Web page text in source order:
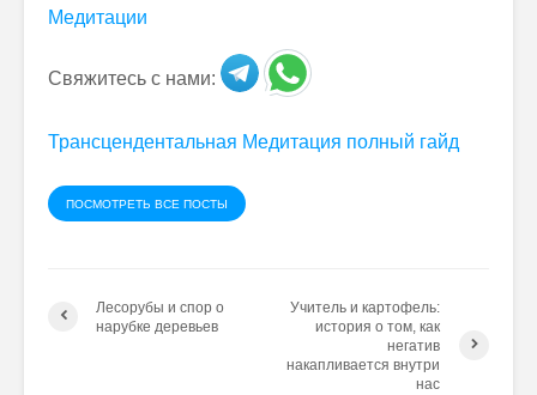
Медитации
Свяжитесь с нами:
Трансцендентальная Медитация полный гайд
ПОСМОТРЕТЬ ВСЕ ПОСТЫ
Лесорубы и спор о
нарубке деревьев
Учитель и картофель:
история о том, как
негатив
накапливается внутри
нас